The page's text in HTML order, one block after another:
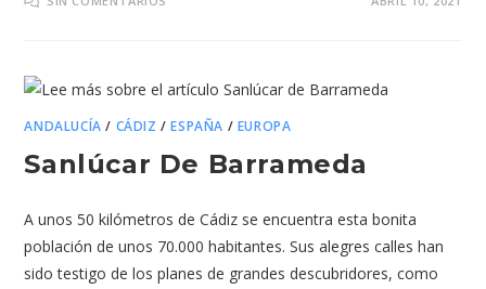
ANDALUCÍA / CÁDIZ /ESPAÑA / EUROPA
Sanlúcar De Barrameda
A unos 50 kilómetros de Cádiz se encuentra esta bonita
población de unos 70.000 habitantes. Sus alegres calles han
sido testigo de los planes de grandes descubridores, como